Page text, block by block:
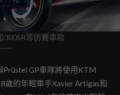
300SR等仿賽車款
GP車隊將使用KTM
歲的年輕車手Xavier Artigas和